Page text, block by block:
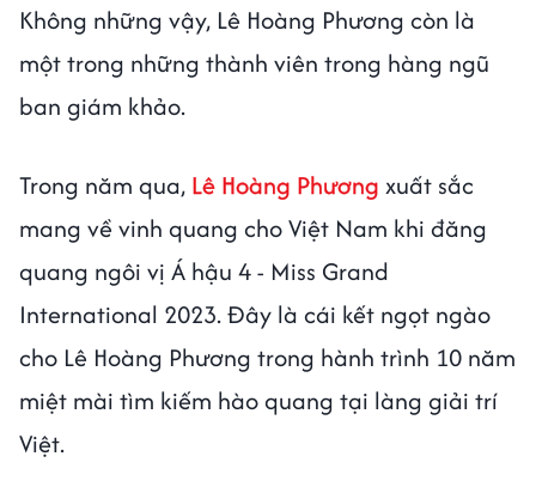
Không những vậy, Lê Hoàng Phương còn là
một trong những thành viên trong hàng ngũ
ban giám khảo.
Trong năm qua, Lê Hoàng Phương xuất sắc
mang về vinh quang cho Việt Nam khi đăng
quang ngôi vị Á hậu 4 - Miss Grand
International 2023. Đây là cái kết ngọt ngào
cho Lê Hoàng Phương trong hành trình 10 năm
miệt mài tìm kiếm hào quang tại làng giải trí
Việt.